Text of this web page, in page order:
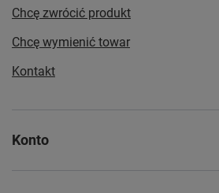
Chcę zwrócić produkt
Chcę wymienić towar
Kontakt
Konto